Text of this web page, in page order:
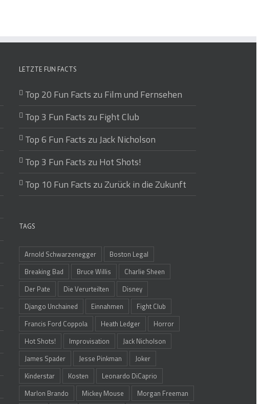
LETZTE FUN FACTS
Top 20 Fun Facts zu Film und Fernsehen
Top 3 Fun Facts zu Fight Club
Top 6 Fun Facts zu Jack Nicholson
Top 3 Fun Facts zu Hot Shots!
Top 10 Fun Facts zu Zurück in die Zukunft
TAGS
Arnold Schwarzenegger
Boston Legal
Breaking Bad
Bruce Willis
Charlie Sheen
Der Pate
Die Verurteilten
Disney
Django Unchained
Einnahmen
Fight Club
Francis Ford Coppola
Heath Ledger
Horror
Hot Shots!
Improvisation
Jack Nicholson
James Spader
Jesse Pinkman
Joker
Kinderstar
Kosten
Leonardo DiCaprio
Marlon Brando
Mickey Mouse Morgan Freeman